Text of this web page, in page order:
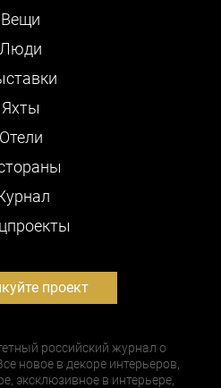
Вещи
Люди
Яхты
Отели
проект
российский журнал о
новое в декоре интерьеров,
эксклюзивное в интерьере,